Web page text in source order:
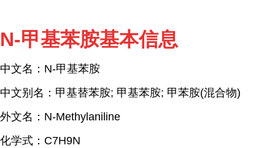
N-甲基苯胺基本信息
中文名：N-甲基苯胺
中文别名：甲基替苯胺; 甲基苯胺; 甲苯胺(混合物)
外文名：N-Methylaniline
化学式：C7H9N